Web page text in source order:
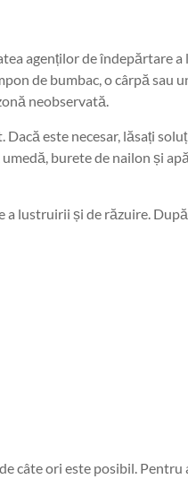
agenților de îndepărtare a
de bumbac, o cârpă sau
neobservată.
este necesar, lăsați
burete de nailon și
lustruirii și de răzuire.
câte ori este posibil. Pentru